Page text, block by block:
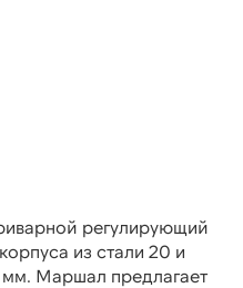
регулирующий
из стали 20 и
Маршал предлагает